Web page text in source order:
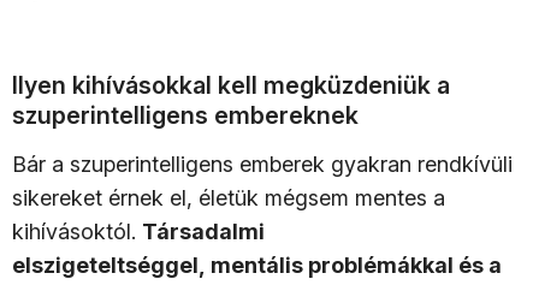
Ilyen kihívásokkal kell megküzdeniük a
szuperintelligens embereknek
Bár a szuperintelligens emberek gyakran rendkívüli
sikereket érnek el, életük mégsem mentes a
kihívásoktól. Társadalmi
elszigeteltséggel, mentális problémákkal és a